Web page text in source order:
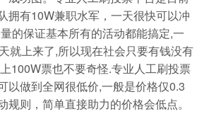
拥有10W兼职水军，一天很快可以冲
的保证基本所有的活动都能搞定,一
就上来了,所以现在社会只要有钱没有
100W票也不要奇怪.专业人工刷投票
以做到全网很低价,一般是价格仅0.3
规则，简单直接助力的价格会低点。